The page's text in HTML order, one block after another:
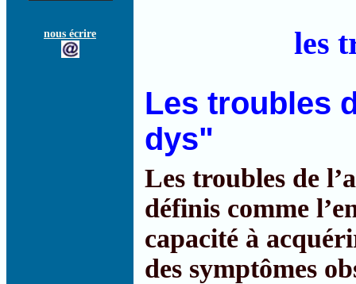
nous écrire les
Les troubles
dys"
Les troubles de
définis comme
capacité à
des symptômes